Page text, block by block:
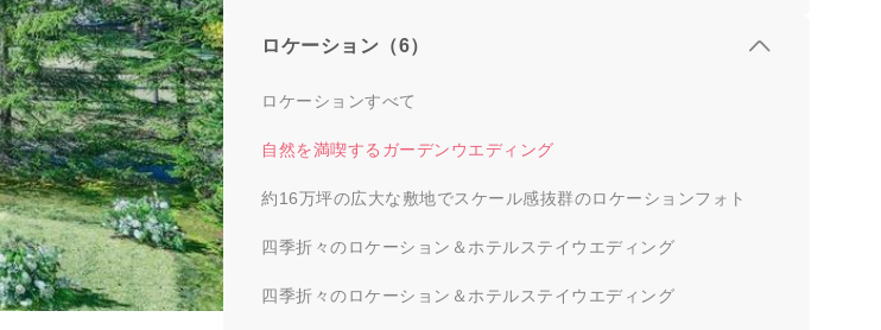
ロケーション（6）
ロケーションすべて
自然を満喫するガーデンウエディング
約16万坪の広大な敷地でスケール感抜群のロケーションフォト
四季折々のロケーション＆ホテルステイウエディング
四季折々のロケーション＆ホテルステイウエディング